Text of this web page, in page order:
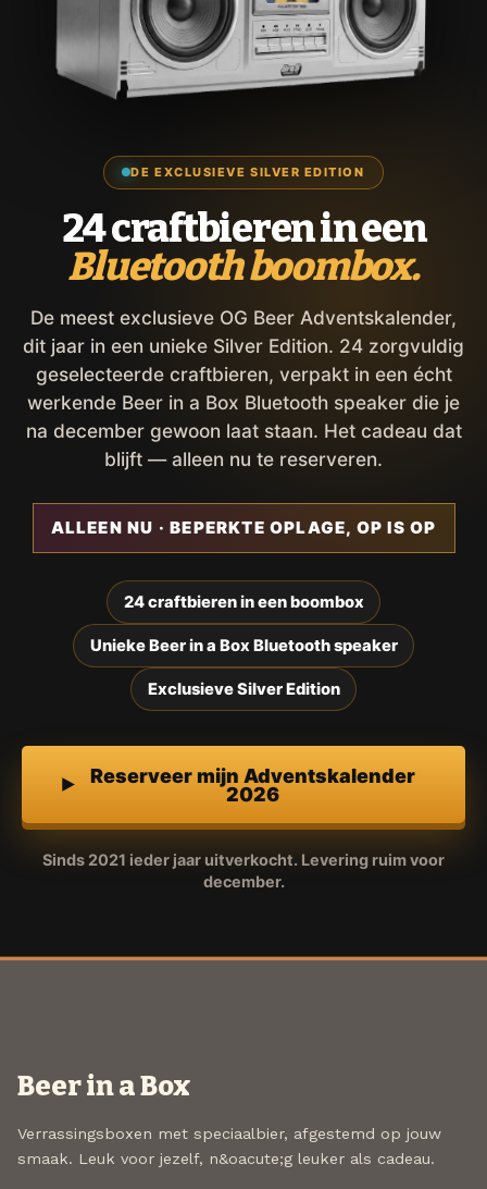
DE EXCLUSIEVE SILVER EDITION
24 craftbieren in een
Bluetooth boombox.
De meest exclusieve OG Beer Adventskalender,
dit jaar in een unieke Silver Edition. 24 zorgvuldig
geselecteerde craftbieren, verpakt in een écht
werkende Beer in a Box Bluetooth speaker die je
na december gewoon laat staan. Het cadeau dat
blijft — alleen nu te reserveren.
ALLEEN NU · BEPERKTE OPLAGE, OP IS OP
24 craftbieren in een boombox
Unieke Beer in a Box Bluetooth speaker
Exclusieve Silver Edition
Reserveer mijn Adventskalender
2026
Sinds 2021 ieder jaar uitverkocht. Levering ruim voor
december.
Beer in a Box
Verrassingsboxen met speciaalbier, afgestemd op jouw
smaak. Leuk voor jezelf, n&oacute;g leuker als cadeau.